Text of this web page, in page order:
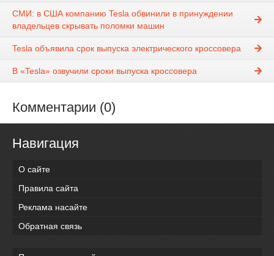
СМИ: в США компанию Tesla обвинили в принуждении
владельцев скрывать поломки машин
Tesla объявила срок выпуска электрического кроссовера
В «Tesla» озвучили сроки выпуска кроссовера
Комментарии (0)
Навигация
О сайте
Правила сайта
Реклама насайте
Обратная связь